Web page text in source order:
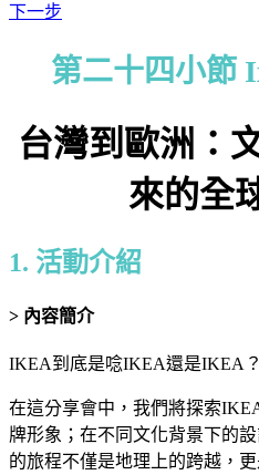
下一步
第二十四小節
台灣到歐洲：
來的全
1. 活動介紹
> 內容簡介
IKEA到底是唸IKEA還是IKEA？
在這分享會中，我們將探索
牌形象；在不同文化背景下的
的旅程不僅是地理上的跨越，